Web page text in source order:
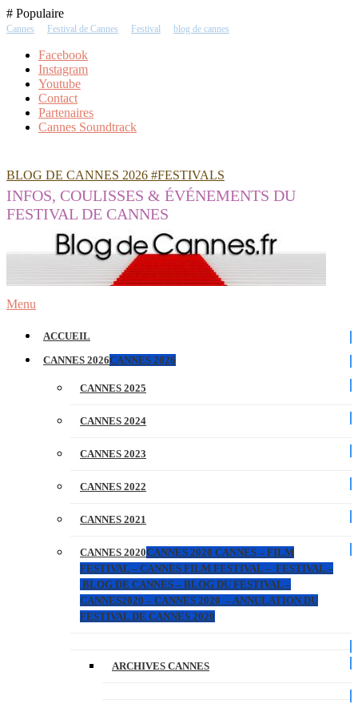
Skip
To
# Populaire
Cannes Festival de Cannes Festival blog de cannes
Facebook
Instagram
Youtube
Contact
Partenaires
Cannes Soundtrack
BLOG DE CANNES 2026 #FESTIVALS
INFOS, COULISSES & ÉVÉNEMENTS DU
FESTIVAL DE CANNES
Menu
ACCUEIL
CANNES 2026CANNES 2026
CANNES 2025
CANNES 2024
CANNES 2023
CANNES 2022
CANNES 2021
CANNES 2020CANNES 2020 CANNES – FILM
FESTIVAL – CANNES FILM FESTIVAL – FESTIVAL –
BLOG DE CANNES – BLOG DU FESTIVAL –
CANNES2020 – CANNES 2020 – ANNULATION DU
FESTIVAL DE CANNES 2020
ARCHIVES CANNES